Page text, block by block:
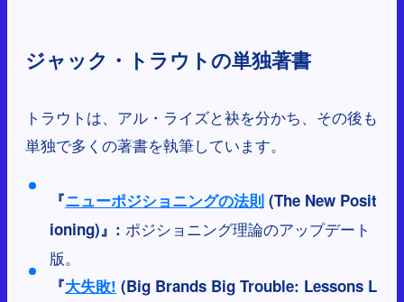
ジャック・トラウトの単独著書
トラウトは、アル・ライズと袂を分かち、その後も
単独で多くの著書を執筆しています。
『ニューポジショニングの法則 (The New Posit
ioning)』: ポジショニング理論のアップデート
版。
『大失敗! (Big Brands Big Trouble: Lessons L